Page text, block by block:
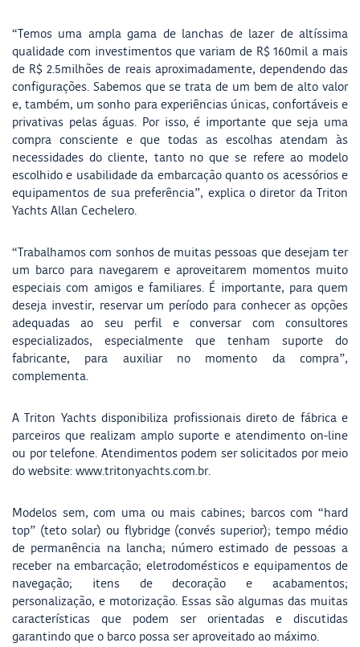
“Temos uma ampla gama de lanchas de lazer de altíssima
qualidade com investimentos que variam de R$ 160mil a mais
de R$ 2.5milhões de reais aproximadamente, dependendo das
configurações. Sabemos que se trata de um bem de alto valor
e, também, um sonho para experiências únicas, confortáveis e
privativas pelas águas. Por isso, é importante que seja uma
compra consciente e que todas as escolhas atendam às
necessidades do cliente, tanto no que se refere ao modelo
escolhido e usabilidade da embarcação quanto os acessórios e
equipamentos de sua preferência”, explica o diretor da Triton
Yachts Allan Cechelero.
“Trabalhamos com sonhos de muitas pessoas que desejam ter
um barco para navegarem e aproveitarem momentos muito
especiais com amigos e familiares. É importante, para quem
deseja investir, reservar um período para conhecer as opções
adequadas ao seu perfil e conversar com consultores
especializados, especialmente que tenham suporte do
fabricante, para auxiliar no momento da compra”,
complementa.
A Triton Yachts disponibiliza profissionais direto de fábrica e
parceiros que realizam amplo suporte e atendimento on-line
ou por telefone. Atendimentos podem ser solicitados por meio
do website: www.tritonyachts.com.br.
Modelos sem, com uma ou mais cabines; barcos com “hard
top” (teto solar) ou flybridge (convés superior); tempo médio
de permanência na lancha; número estimado de pessoas a
receber na embarcação; eletrodomésticos e equipamentos de
navegação; itens de decoração e acabamentos;
personalização, e motorização. Essas são algumas das muitas
características que podem ser orientadas e discutidas
garantindo que o barco possa ser aproveitado ao máximo.